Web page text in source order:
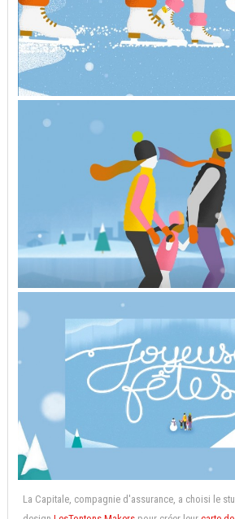
La Capitale, compagnie d'assurance, a choisi le